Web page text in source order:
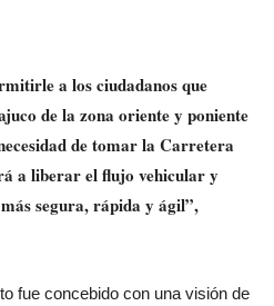
a los ciudadanos que
de la zona oriente y poniente
de tomar la Carretera
a liberar el flujo vehicular y
segura, rápida y ágil”,
fue concebido con una visión de